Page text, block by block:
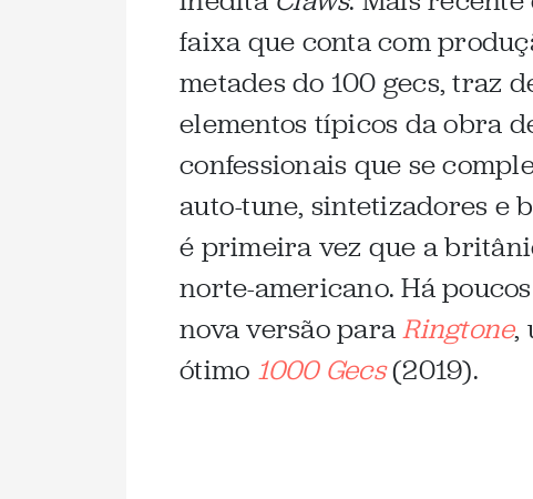
faixa que conta com
metades do 100 gecs, traz
elementos típicos da obra
confessionais que se
auto-tune, sintetizadores e
é primeira vez que a
norte-americano. Há
nova versão paraRingtone,
ótimo 1000 Gecs(2019).